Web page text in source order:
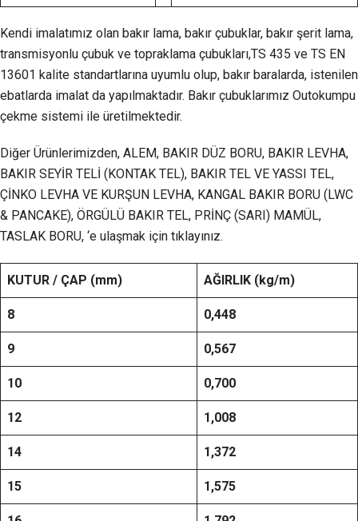
Kendi imalatımız olan bakır lama, bakır çubuklar, bakır şerit lama,
transmisyonlu çubuk ve topraklama çubukları,TS 435 ve TS EN
13601 kalite standartlarına uyumlu olup, bakır baralarda, istenilen
ebatlarda imalat da yapılmaktadır. Bakır çubuklarımız Outokumpu
çekme sistemi ile üretilmektedir.
Diğer Ürünlerimizden, ALEM, BAKIR DÜZ BORU, BAKIR LEVHA,
BAKIR SEYİR TELİ (KONTAK TEL), BAKIR TEL VE YASSI TEL,
ÇİNKO LEVHA VE KURŞUN LEVHA, KANGAL BAKIR BORU (LWC
& PANCAKE), ÖRGÜLÜ BAKIR TEL, PRİNÇ (SARI) MAMÜL,
TASLAK BORU, ‘e ulaşmak için tıklayınız.
KUTUR / ÇAP (mm) AĞIRLIK (kg/m)
8 0,448
9 0,567
10 0,700
12 1,008
14 1,372
15 1,575